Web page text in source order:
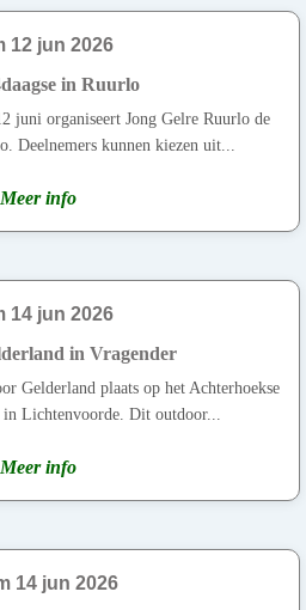
12 jun 2026
in Ruurlo
juni organiseert Jong Gelre Ruurlo de
Deelnemers kunnen kiezen uit...
Meer info
14 jun 2026
in Vragender
Gelderland plaats op het Achterhoekse
Lichtenvoorde. Dit outdoor...
Meer info
14 jun 2026